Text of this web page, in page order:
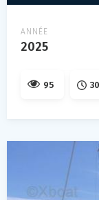
ANNÉE
2025
95